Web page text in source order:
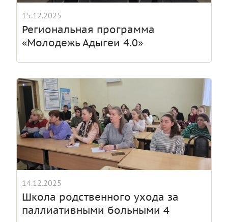
15.12.2025
Региональная программа
«Молодежь Адыгеи 4.0»
14.12.2025
Школа родственного ухода за
паллиативными больными 4